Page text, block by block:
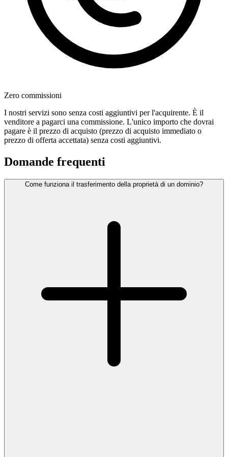
Zero commissioni
I nostri servizi sono senza costi aggiuntivi per l'acquirente. È il
venditore a pagarci una commissione. L'unico importo che dovrai
pagare è il prezzo di acquisto (prezzo di acquisto immediato o
prezzo di offerta accettata) senza costi aggiuntivi.
Domande frequenti
Come funziona il trasferimento della proprietà di un dominio?